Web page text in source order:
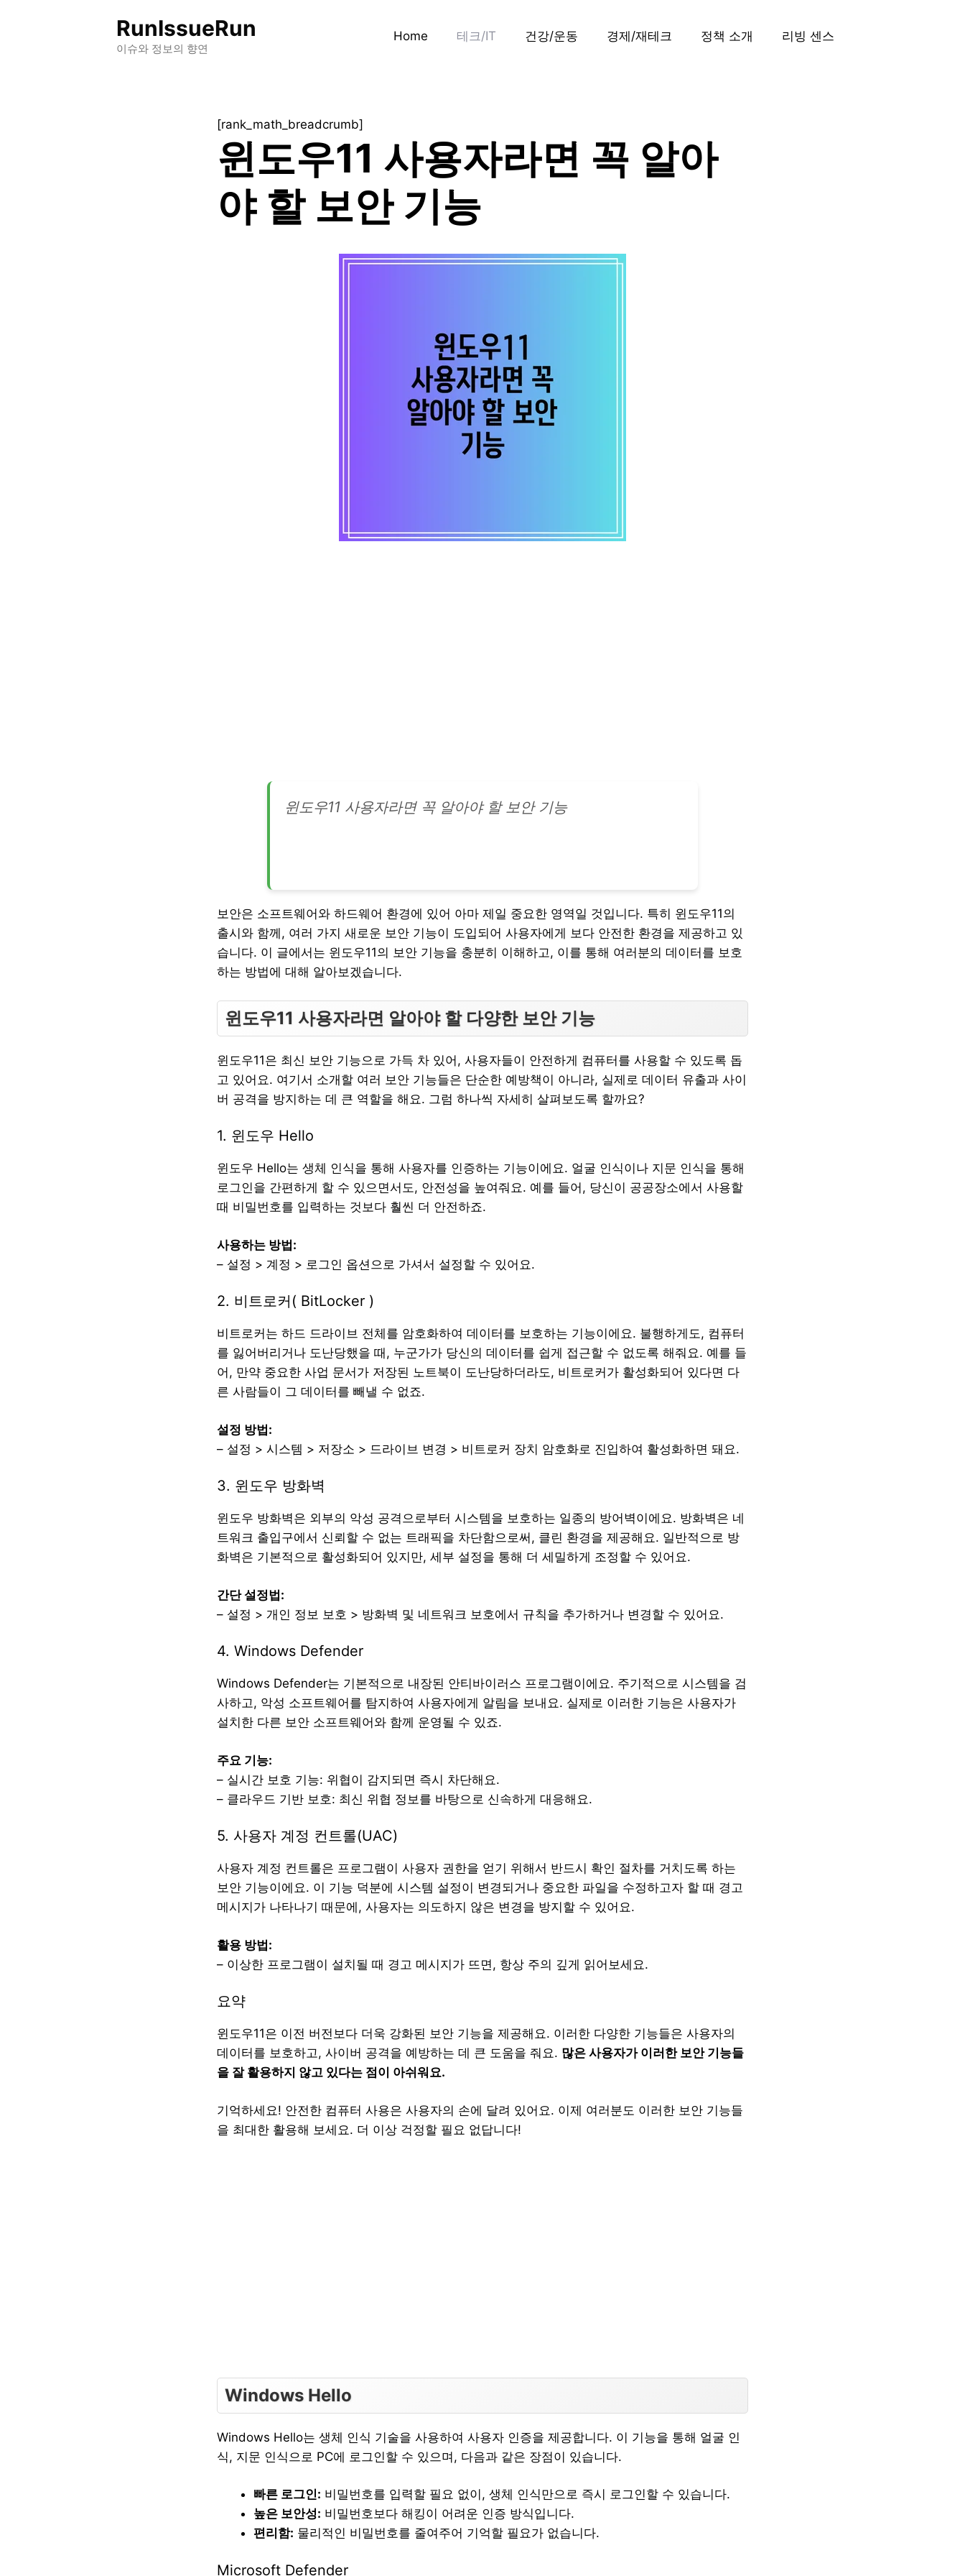
RunIssueRun
이슈와 정보의 향연
Home 테크/IT 건강/운동 경제/재테크 정책 소개 리빙 센스
[rank_math_breadcrumb]
윈도우11 사용자라면 꼭 알아
야 할 보안 기능
윈도우11 사용자라면 꼭 알아야 할 보안 기능
보안은 소프트웨어와 하드웨어 환경에 있어 아마 제일 중요한 영역일 것입니다. 특히 윈도우11의
출시와 함께, 여러 가지 새로운 보안 기능이 도입되어 사용자에게 보다 안전한 환경을 제공하고 있
습니다. 이 글에서는 윈도우11의 보안 기능을 충분히 이해하고, 이를 통해 여러분의 데이터를 보호
하는 방법에 대해 알아보겠습니다.
윈도우11 사용자라면 알아야 할 다양한 보안 기능
윈도우11은 최신 보안 기능으로 가득 차 있어, 사용자들이 안전하게 컴퓨터를 사용할 수 있도록 돕
고 있어요. 여기서 소개할 여러 보안 기능들은 단순한 예방책이 아니라, 실제로 데이터 유출과 사이
버 공격을 방지하는 데 큰 역할을 해요. 그럼 하나씩 자세히 살펴보도록 할까요?
1. 윈도우 Hello
윈도우 Hello는 생체 인식을 통해 사용자를 인증하는 기능이에요. 얼굴 인식이나 지문 인식을 통해
로그인을 간편하게 할 수 있으면서도, 안전성을 높여줘요. 예를 들어, 당신이 공공장소에서 사용할
때 비밀번호를 입력하는 것보다 훨씬 더 안전하죠.
사용하는 방법:
– 설정 > 계정 > 로그인 옵션으로 가셔서 설정할 수 있어요.
2. 비트로커( BitLocker )
비트로커는 하드 드라이브 전체를 암호화하여 데이터를 보호하는 기능이에요. 불행하게도, 컴퓨터
를 잃어버리거나 도난당했을 때, 누군가가 당신의 데이터를 쉽게 접근할 수 없도록 해줘요. 예를 들
어, 만약 중요한 사업 문서가 저장된 노트북이 도난당하더라도, 비트로커가 활성화되어 있다면 다
른 사람들이 그 데이터를 빼낼 수 없죠.
설정 방법:
– 설정 > 시스템 > 저장소 > 드라이브 변경 > 비트로커 장치 암호화로 진입하여 활성화하면 돼요.
3. 윈도우 방화벽
윈도우 방화벽은 외부의 악성 공격으로부터 시스템을 보호하는 일종의 방어벽이에요. 방화벽은 네
트워크 출입구에서 신뢰할 수 없는 트래픽을 차단함으로써, 클린 환경을 제공해요. 일반적으로 방
화벽은 기본적으로 활성화되어 있지만, 세부 설정을 통해 더 세밀하게 조정할 수 있어요.
간단 설정법:
– 설정 > 개인 정보 보호 > 방화벽 및 네트워크 보호에서 규칙을 추가하거나 변경할 수 있어요.
4. Windows Defender
Windows Defender는 기본적으로 내장된 안티바이러스 프로그램이에요. 주기적으로 시스템을 검
사하고, 악성 소프트웨어를 탐지하여 사용자에게 알림을 보내요. 실제로 이러한 기능은 사용자가
설치한 다른 보안 소프트웨어와 함께 운영될 수 있죠.
주요 기능:
– 실시간 보호 기능: 위협이 감지되면 즉시 차단해요.
– 클라우드 기반 보호: 최신 위협 정보를 바탕으로 신속하게 대응해요.
5. 사용자 계정 컨트롤(UAC)
사용자 계정 컨트롤은 프로그램이 사용자 권한을 얻기 위해서 반드시 확인 절차를 거치도록 하는
보안 기능이에요. 이 기능 덕분에 시스템 설정이 변경되거나 중요한 파일을 수정하고자 할 때 경고
메시지가 나타나기 때문에, 사용자는 의도하지 않은 변경을 방지할 수 있어요.
활용 방법:
– 이상한 프로그램이 설치될 때 경고 메시지가 뜨면, 항상 주의 깊게 읽어보세요.
요약
윈도우11은 이전 버전보다 더욱 강화된 보안 기능을 제공해요. 이러한 다양한 기능들은 사용자의
데이터를 보호하고, 사이버 공격을 예방하는 데 큰 도움을 줘요. 많은 사용자가 이러한 보안 기능들
을 잘 활용하지 않고 있다는 점이 아쉬워요.
기억하세요! 안전한 컴퓨터 사용은 사용자의 손에 달려 있어요. 이제 여러분도 이러한 보안 기능들
을 최대한 활용해 보세요. 더 이상 걱정할 필요 없답니다!
Windows Hello
Windows Hello는 생체 인식 기술을 사용하여 사용자 인증을 제공합니다. 이 기능을 통해 얼굴 인
식, 지문 인식으로 PC에 로그인할 수 있으며, 다음과 같은 장점이 있습니다.
빠른 로그인: 비밀번호를 입력할 필요 없이, 생체 인식만으로 즉시 로그인할 수 있습니다.
높은 보안성: 비밀번호보다 해킹이 어려운 인증 방식입니다.
편리함: 물리적인 비밀번호를 줄여주어 기억할 필요가 없습니다.
Microsoft Defender